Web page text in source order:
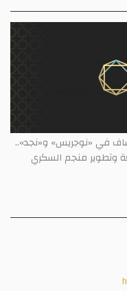
في «نوجريس» و«نجد»..